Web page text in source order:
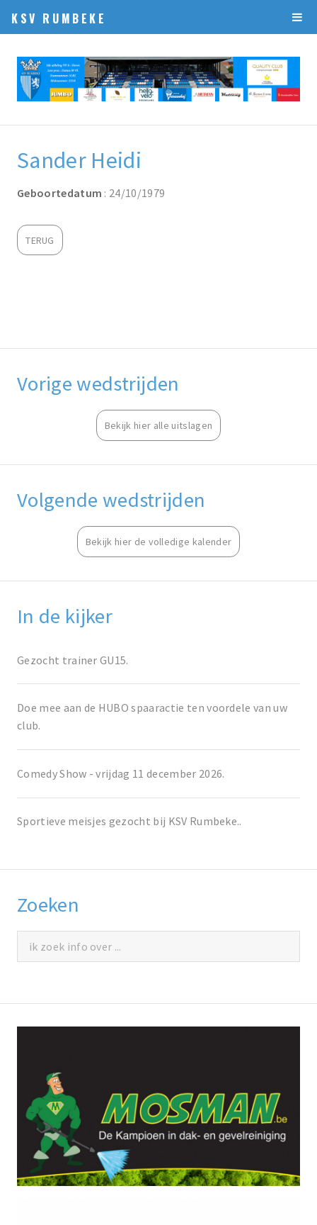
KSV RUMBEKE
Sander Heidi
Geboortedatum : 24/10/1979
TERUG
Vorige wedstrijden
Bekijk hier alle uitslagen
Volgende wedstrijden
Bekijk hier de volledige kalender
In de kijker
Gezocht trainer GU15.
Doe mee aan de HUBO spaaractie ten voordele van uw
club.
Comedy Show - vrijdag 11 december 2026.
Sportieve meisjes gezocht bij KSV Rumbeke..
Zoeken